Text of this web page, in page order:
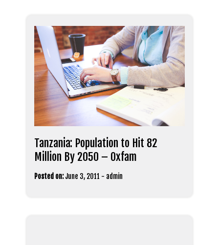
Tanzania: Population to Hit 82
Million By 2050 – Oxfam
Posted on: June 3, 2011 - admin